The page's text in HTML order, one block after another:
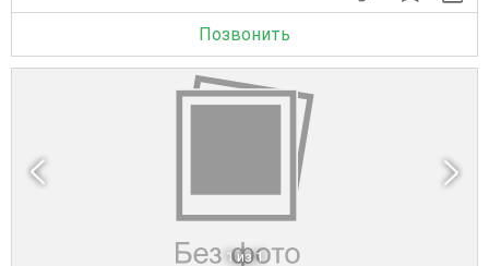
Позвонить
1 из 1